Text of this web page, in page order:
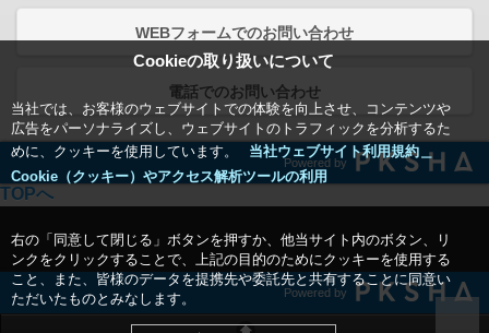
Cookieの取り扱いについて
当社では、お客様のウェブサイトでの体験を向上させ、コンテンツや
広告をパーソナライズし、ウェブサイトのトラフィックを分析するた
めに、クッキーを使用しています。
当社ウェブサイト利用規約＿
Cookie（クッキー）やアクセス解析ツールの利用
右の「同意して閉じる」ボタンを押すか、他当サイト内のボタン、リ
ンクをクリックすることで、上記の目的のためにクッキーを使用する
こと、また、皆様のデータを提携先や委託先と共有することに同意い
ただいたものとみなします。
WEBフォームでのお問い合わせ
電話でのお問い合わせ
Powered by
TOPへ
Powered by